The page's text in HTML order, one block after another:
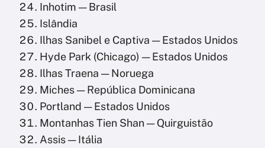
Inhotim — Brasil
Islândia
Ilhas Sanibel e Captiva — Estados Unidos
Hyde Park (Chicago) — Estados Unidos
Ilhas Traena — Noruega
Miches — República Dominicana
Portland — Estados Unidos
Montanhas Tien Shan — Quirguistão
Assis — Itália